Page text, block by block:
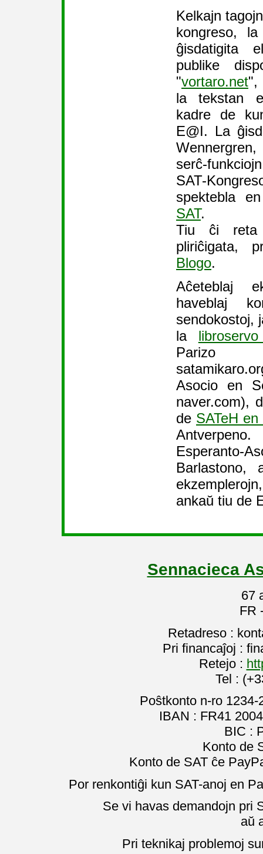
Kelkajn
kongreso,
ĝisdatigita
publike
"vortaro.net",
la tekstan
kadre de
E@I. La
serĉ-
SAT-
spektebla
SAT.
Tiu ĉi reta
pliriĉigata,
Blogo.
Aĉeteblaj
haveblaj
sendokostoj,
la
Parizo
Asocio en
naver.com),
de SATeH
Barlastono,
ankaŭ tiu de
Sennacieca
67
FR
Retadreso :
Pri financaĵoj :
Retejo :
Tel :
Poŝtkonto n-ro
IBAN : FR41
BIC :
Konto de
Konto de SAT ĉe
Por renkontiĝi kun SAT-anoj en
Se vi havas demandojn pri
aŭ
Pri teknikaj problemoj